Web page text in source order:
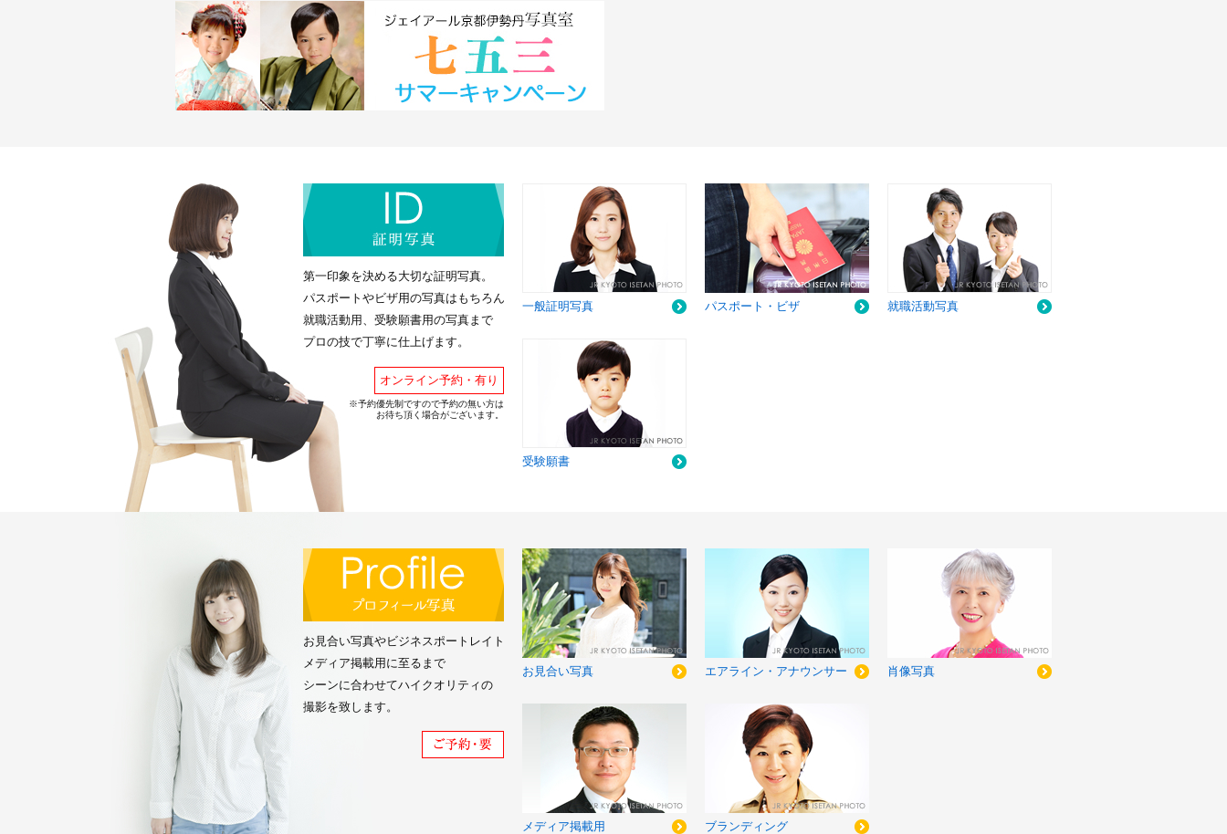
第一印象を決める大切な証明写真。
パスポートやビザ用の写真はもちろん
就職活動用、受験願書用の写真まで
プロの技で丁寧に仕上げます。
オンライン予約・有り
※予約優先制ですので予約の無い方は
お待ち頂く場合がございます。
一般証明写真 パスポート・ビザ 就職活動写真
受験願書
お見合い写真やビジネスポートレイト
メディア掲載用に至るまで
シーンに合わせてハイクオリティの
撮影を致します。
お見合い写真 エアライン・アナウンサー 肖像写真
メディア掲載用 ブランディング